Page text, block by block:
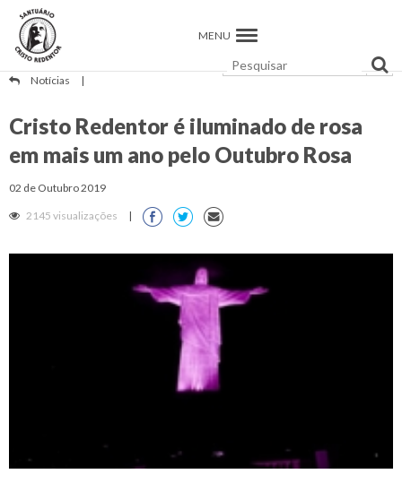
MENU
Notícias |
Cristo Redentor é iluminado de rosa
em mais um ano pelo Outubro Rosa
02 de Outubro 2019
2145 visualizações |